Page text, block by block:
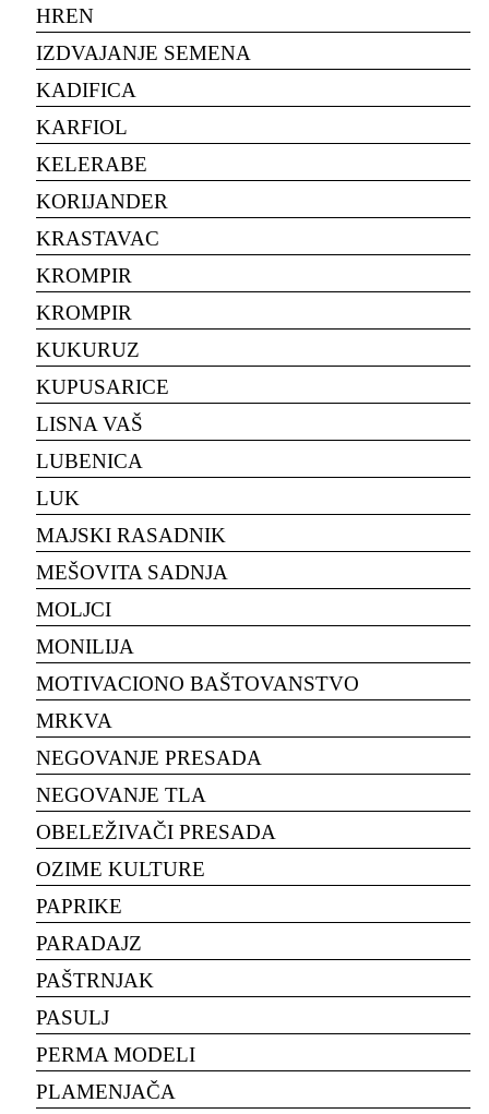
HREN
IZDVAJANJE SEMENA
KADIFICA
KARFIOL
KELERABE
KORIJANDER
KRASTAVAC
KROMPIR
KROMPIR
KUKURUZ
KUPUSARICE
LISNA VAŠ
LUBENICA
LUK
MAJSKI RASADNIK
MEŠOVITA SADNJA
MOLJCI
MONILIJA
MOTIVACIONO BAŠTOVANSTVO
MRKVA
NEGOVANJE PRESADA
NEGOVANJE TLA
OBELEŽIVAČI PRESADA
OZIME KULTURE
PAPRIKE
PARADAJZ
PAŠTRNJAK
PASULJ
PERMA MODELI
PLAMENJAČA